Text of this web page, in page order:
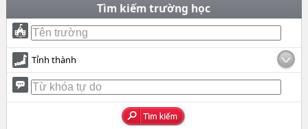
Tìm kiếm trường học
Tỉnh thành